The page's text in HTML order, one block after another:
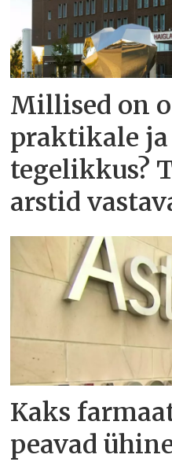
Millised on
praktikale
tegelikkus?
arstid
Kaks
peavad